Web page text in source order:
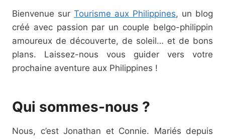
Bienvenue sur Tourisme aux Philippines, un blog
créé avec passion par un couple belgo-philippin
amoureux de découverte, de soleil… et de bons
plans. Laissez-nous vous guider vers votre
prochaine aventure aux Philippines !
Qui sommes-nous ?
Nous, c’est Jonathan et Connie. Mariés depuis